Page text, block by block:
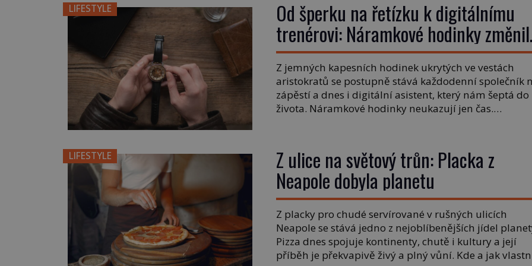
LIFESTYLE Od šperku na řetízku k digitálnímu
trenérovi: Náramkové hodinky
náš čas
Z jemných kapesních hodinek ukrytých ve vestách
aristokratů se postupně stává každodenní společník
zápěstí a dnes i digitální asistent, který nám šeptá do
života. Náramkové hodinky neukazují jen čas.
Právě tady se rodí náramkové hodinky v podobě, […]
LIFESTYLE Z ulice na světový trůn: Placka z
Neapole dobyla planetu
Z placky pro chudé servírované v rušných ulicích
Neapole se stává jedno z nejoblíbenějších jídel
Pizza dnes spojuje kontinenty, chutě i kultury a její
příběh je překvapivě živý a plný vůní. Kde a jak